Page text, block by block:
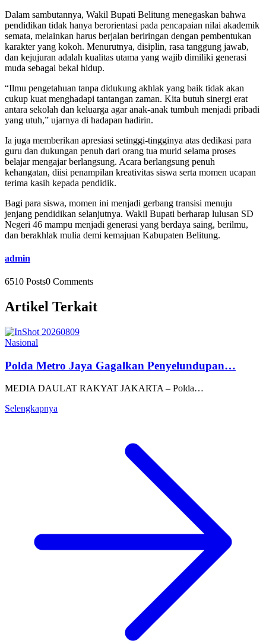
Dalam sambutannya, Wakil Bupati Belitung menegaskan bahwa
pendidikan tidak hanya berorientasi pada pencapaian nilai akademik
semata, melainkan harus berjalan beriringan dengan pembentukan
karakter yang kokoh. Menurutnya, disiplin, rasa tanggung jawab,
dan kejujuran adalah kualitas utama yang wajib dimiliki generasi
muda sebagai bekal hidup.
“Ilmu pengetahuan tanpa didukung akhlak yang baik tidak akan
cukup kuat menghadapi tantangan zaman. Kita butuh sinergi erat
antara sekolah dan keluarga agar anak-anak tumbuh menjadi pribadi
yang utuh,” ujarnya di hadapan hadirin.
Ia juga memberikan apresiasi setinggi-tingginya atas dedikasi para
guru dan dukungan penuh dari orang tua murid selama proses
belajar mengajar berlangsung. Acara berlangsung penuh
kehangatan, diisi penampilan kreativitas siswa serta momen ucapan
terima kasih kepada pendidik.
Bagi para siswa, momen ini menjadi gerbang transisi menuju
jenjang pendidikan selanjutnya. Wakil Bupati berharap lulusan SD
Negeri 46 mampu menjadi generasi yang berdaya saing, berilmu,
dan berakhlak mulia demi kemajuan Kabupaten Belitung.
admin
6510 Posts0 Comments
Artikel Terkait
Nasional
Polda Metro Jaya Gagalkan Penyelundupan…
MEDIA DAULAT RAKYAT JAKARTA – Polda…
Selengkapnya